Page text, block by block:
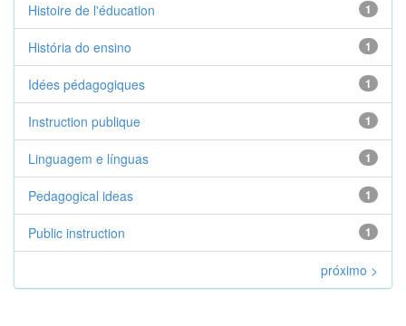
1
Histoire de l'éducation
1
História do ensino
1
Idées pédagogiques
1
Instruction publique
1
Linguagem e línguas
1
Pedagogical ideas
1
Public instruction
próximo >